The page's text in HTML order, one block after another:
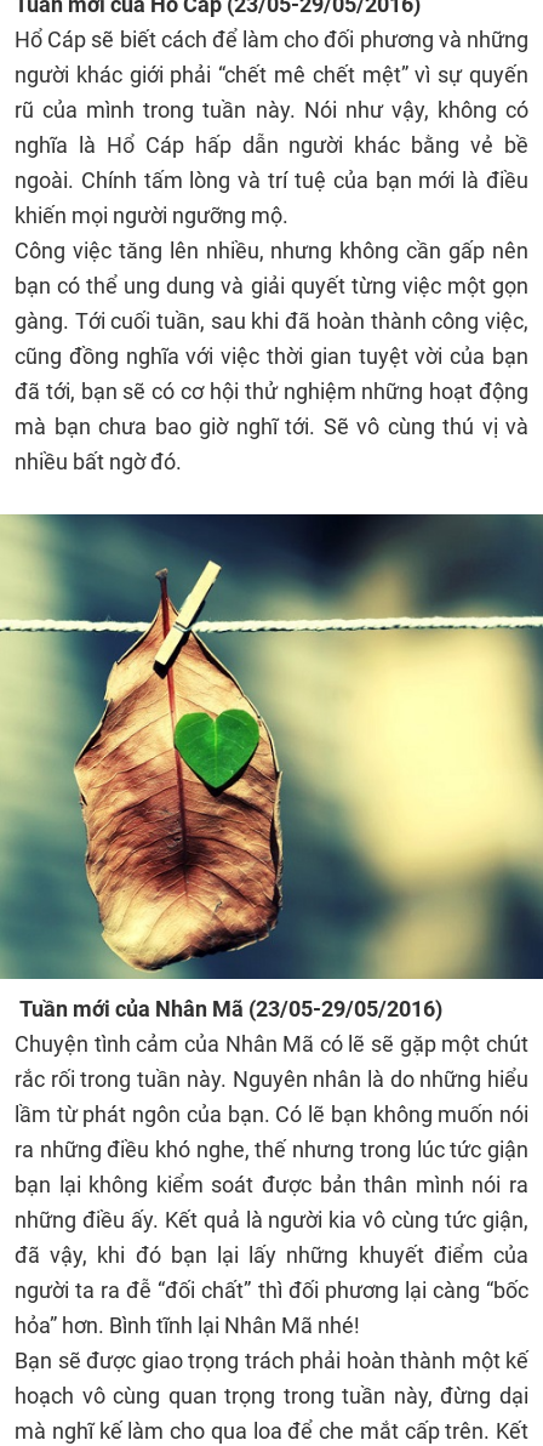
Hổ Cáp sẽ biết cách để làm cho đối phương và những
người khác giới phải “chết mê chết mệt” vì sự quyến
rũ của mình trong tuần này. Nói như vậy, không có
nghĩa là Hổ Cáp hấp dẫn người khác bằng vẻ bề
ngoài. Chính tấm lòng và trí tuệ của bạn mới là điều
khiến mọi người ngưỡng mộ.
Công việc tăng lên nhiều, nhưng không cần gấp nên
bạn có thể ung dung và giải quyết từng việc một gọn
gàng. Tới cuối tuần, sau khi đã hoàn thành công việc,
cũng đồng nghĩa với việc thời gian tuyệt vời của bạn
đã tới, bạn sẽ có cơ hội thử nghiệm những hoạt động
mà bạn chưa bao giờ nghĩ tới. Sẽ vô cùng thú vị và
nhiều bất ngờ đó.
Tuần mới của Nhân Mã (23/05-29/05/2016)
Chuyện tình cảm của Nhân Mã có lẽ sẽ gặp một chút
rắc rối trong tuần này. Nguyên nhân là do những hiểu
lầm từ phát ngôn của bạn. Có lẽ bạn không muốn nói
ra những điều khó nghe, thế nhưng trong lúc tức giận
bạn lại không kiểm soát được bản thân mình nói ra
những điều ấy. Kết quả là người kia vô cùng tức giận,
đã vậy, khi đó bạn lại lấy những khuyết điểm của
người ta ra đễ “đối chất” thì đối phương lại càng “bốc
hỏa” hơn. Bình tĩnh lại Nhân Mã nhé!
Bạn sẽ được giao trọng trách phải hoàn thành một kế
hoạch vô cùng quan trọng trong tuần này, đừng dại
mà nghĩ kế làm cho qua loa để che mắt cấp trên. Kết